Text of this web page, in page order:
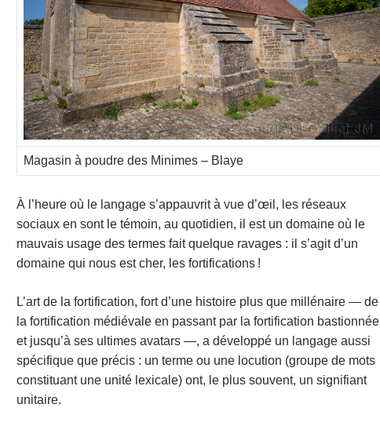
Magasin à poudre des Minimes – Blaye
À l’heure où le langage s’appauvrit à vue d’œil, les réseaux
sociaux en sont le témoin, au quotidien, il est un domaine où le
mauvais usage des termes fait quelque ravages : il s’agit d’un
domaine qui nous est cher, les fortifications !
L’art de la fortification, fort d’une histoire plus que millénaire — de
la fortification médiévale en passant par la fortification bastionnée
et jusqu’à ses ultimes avatars —, a développé un langage aussi
spécifique que précis : un terme ou une locution (groupe de mots
constituant une unité lexicale) ont, le plus souvent, un signifiant
unitaire.